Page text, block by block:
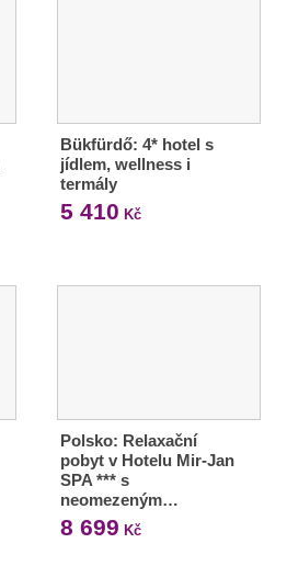
Bükfürdő: 4* hotel s
jídlem, wellness i
termály
5 410 Kč
Polsko: Relaxační
pobyt v Hotelu Mir-Jan
SPA *** s
neomezeným…
8 699 Kč